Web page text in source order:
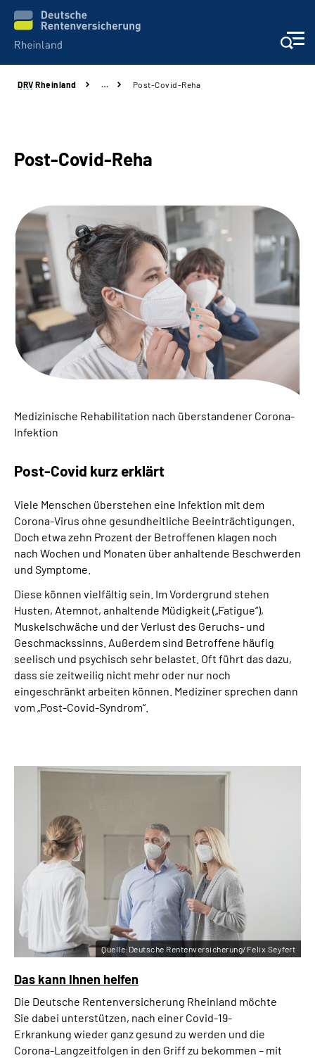
Aktuelles
Klinikverbund
Karriere
Über uns
Presse
Inhalte in Gebärdensprache (DGS)
Suche
Mein Kundenportal
DRV Rheinland … Post-Covid-Reha
Post-Covid-Reha
Medizinische Rehabilitation nach überstandener Corona-
Infektion
Post-Covid kurz erklärt
Viele Menschen überstehen eine Infektion mit dem
Corona-Virus ohne gesundheitliche Beeinträchtigungen.
Doch etwa zehn Prozent der Betroffenen klagen noch
nach Wochen und Monaten über anhaltende Beschwerden
und Symptome.
Diese können vielfältig sein. Im Vordergrund stehen
Husten, Atemnot, anhaltende Müdigkeit („Fatigue“),
Muskelschwäche und der Verlust des Geruchs- und
Geschmackssinns. Außerdem sind Betroffene häufig
seelisch und psychisch sehr belastet. Oft führt das dazu,
dass sie zeitweilig nicht mehr oder nur noch
eingeschränkt arbeiten können. Mediziner sprechen dann
vom „Post-Covid-Syndrom“.
Das kann Ihnen helfen
Die Deutsche Rentenversicherung Rheinland möchte
Sie dabei unterstützen, nach einer Covid-19-
Erkrankung wieder ganz gesund zu werden und die
Corona-Langzeitfolgen in den Griff zu bekommen – mit
Quelle:Deutsche Rentenversicherung/Felix Seyfert